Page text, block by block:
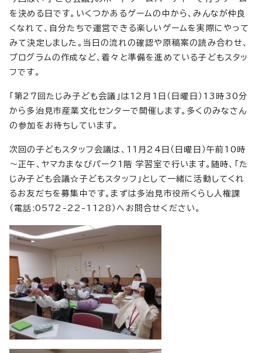
を決める日です。いくつかあるゲームの中から、みんなが仲良
くなれて、自分たちで運営できる楽しいゲームを実際にやって
みて決定しました。当日の流れの確認や原稿案の読み合わせ、
プログラムの作成など、着々と準備を進めている子どもスタッ
フです。
「第27回たじみ子ども会議」は12月1日（日曜日）13時30分
から多治見市産業文化センターで開催します。多くのみなさん
の参加をお待ちしています。
次回の子どもスタッフ会議は、11月24日（日曜日）午前10時
～正午、ヤマカまなびパーク1階 学習室で行います。随時、「た
じみ子ども会議☆子どもスタッフ」として一緒に活動してくれ
るお友だちを募集中です。まずは多治見市役所くらし人権課
（電話:0572-22-1128）へお問合せください。